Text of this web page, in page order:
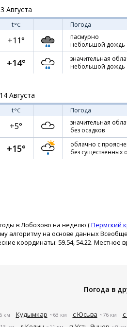
Августа
t°C Погода
+11°
пасмурно
небольшой дождь
+14°
значительная
небольшой дождь
14 Августа
t°C Погода
+5°
значительная
без осадков
+15°
облачно с
без существенных
в Лобозово на неделю (Пермский
алгоритму на основе данных
координаты: 59.54, 54.22. Местное
Погода в
км Кудымкар ~63 км с Юсьва ~76 км